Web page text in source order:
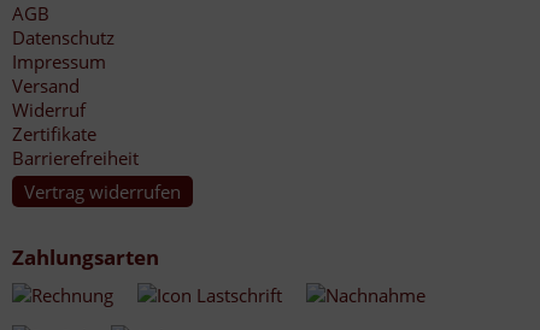
AGB
Datenschutz
Impressum
Versand
Widerruf
Zertifikate
Barrierefreiheit
Vertrag widerrufen
Zahlungsarten